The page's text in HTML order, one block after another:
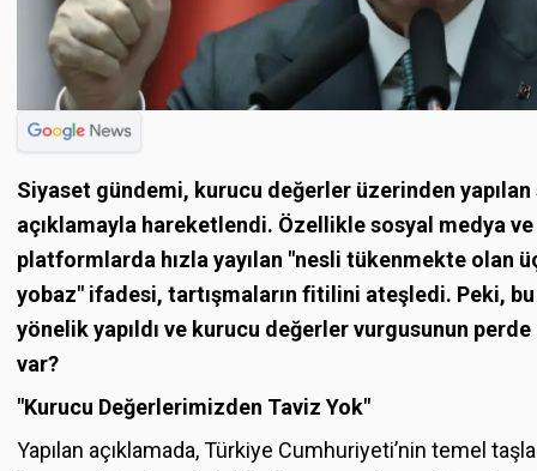
Siyaset gündemi, kurucu değerler üzerinden
açıklamayla hareketlendi. Özellikle sosyal medya
platformlarda hızla yayılan "nesli tükenmekte olan
yobaz" ifadesi, tartışmaların fitilini ateşledi. Peki, bu
yönelik yapıldı ve kurucu değerler vurgusunun perde
var?
"Kurucu Değerlerimizden Taviz Yok"
Yapılan açıklamada, Türkiye Cumhuriyeti’nin temel